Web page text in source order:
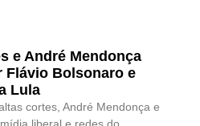
e André Mendonça
Flávio Bolsonaro e
Lula
cortes, André Mendonça e
liberal e redes do